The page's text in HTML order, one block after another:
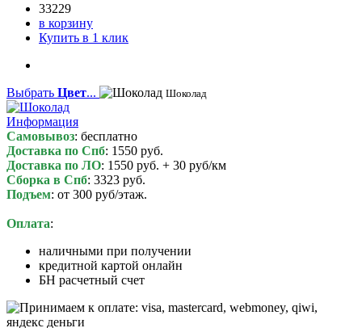
33229
в корзину
Купить в 1 клик
Выбрать Цвет... Шоколад
Информация
Самовывоз: бесплатно
Доставка по Спб: 1550 руб.
Доставка по ЛО: 1550 руб. + 30 руб/км
Сборка в Спб: 3323 руб.
Подъем: от 300 руб/этаж.
Оплата:
наличными при получении
кредитной картой онлайн
БН расчетный счет